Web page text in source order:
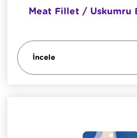
Meat Fillet / Uskumru
İncele